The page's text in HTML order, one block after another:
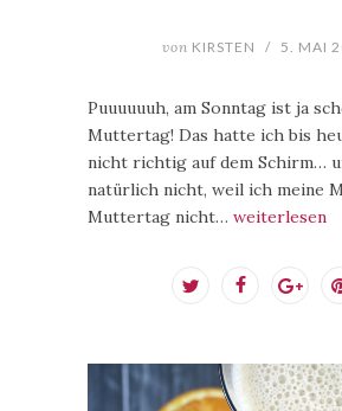
von KIRSTEN / 5. MAI
Puuuuuuh, am Sonntag ist ja
Muttertag! Das hatte ich bis
nicht richtig auf dem Schirm…
natürlich nicht, weil ich meine
Muttertag nicht… weiterlesen